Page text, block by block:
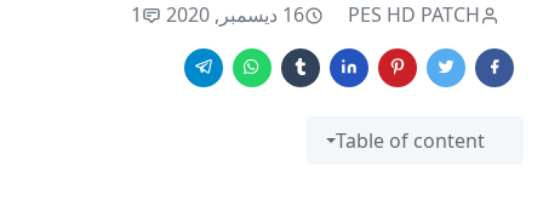
PES HD PATCH 16 ديسمبر, 2020 1
Table of content